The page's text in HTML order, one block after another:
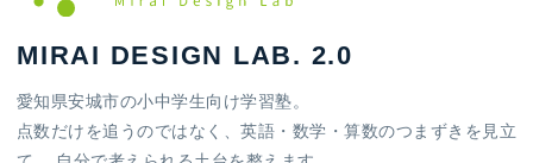
MIRAI DESIGN LAB. 2.0
愛知県安城市の小中学生向け学習塾。
点数だけを追うのではなく、英語・数学・算数のつまずきを見立